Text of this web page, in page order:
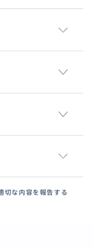
Series" Bobble
Ring
ft. Andy Pages
切な内容を報告する